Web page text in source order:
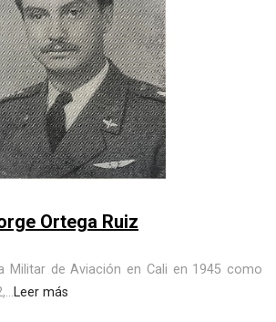
Ortega Ruiz
Militar de Aviación en Cali en 1945 como
Leer más